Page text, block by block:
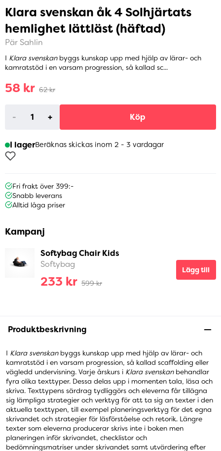
Klara svenskan åk 4 Solhjärtats
hemlighet lättläst (häftad)
Pär Sahlin
I Klara svenskanbyggs kunskap upp med hjälp av lärar- och
kamratstöd i en varsam progression, så kallad sc...
58 kr 62 kr
- + Köp
I lagerBeräknas skickas inom 2 - 3 vardagar
Fri frakt över 399:-
Snabb leverans
Alltid låga priser
Kampanj
Softybag Chair Kids
Softybag
233 kr 599 kr
Lägg till
Produktbeskrivning
I Klara svenskanbyggs kunskap upp med hjälp av lärar- och
kamratstöd i en varsam progression, så kallad scaffolding eller
vägledd undervisning. Varje årskurs i Klara svenskanbehandlar
fyra olika texttyper. Dessa delas upp i momenten tala, läsa och
skriva. Texttypens särdrag tydliggörs och eleverna får tillägna
sig lämpliga strategier och verktyg för att ta sig an texter i den
aktuella texttypen, till exempel planeringsverktyg för det egna
skrivandet och strategier för läsförståelse och retorik. Längre
texter som eleverna producerar skrivs inte i boken men
planeringen inför skrivandet, checklistor och
bedömningsmatriser under skrivandet samt utvärdering efter